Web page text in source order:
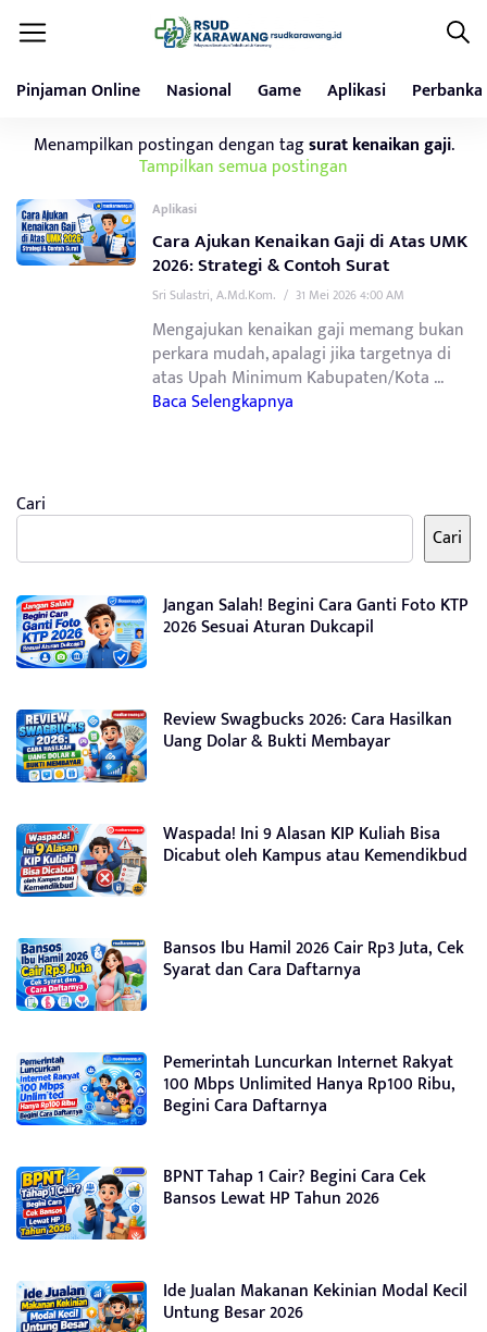
Pinjaman Online Nasional Game Aplikasi
Menampilkan postingan dengan tagsurat kenaikan gaji.
Tampilkan semua postingan
Aplikasi
Cara Ajukan Kenaikan Gaji di Atas UMK
2026: Strategi & Contoh Surat
Sri Sulastri, A.Md.Kom. / 31 Mei 2026 4:00 AM
Mengajukan kenaikan gaji memang bukan
perkara mudah, apalagi jika targetnya di
atas Upah Minimum Kabupaten/Kota ...
Baca Selengkapnya
Cari
Cari
Jangan Salah! Begini Cara Ganti Foto KTP
2026 Sesuai Aturan Dukcapil
Review Swagbucks 2026: Cara Hasilkan
Uang Dolar & Bukti Membayar
Waspada! Ini 9 Alasan KIP Kuliah Bisa
Dicabut oleh Kampus atau Kemendikbud
Bansos Ibu Hamil 2026 Cair Rp3 Juta, Cek
Syarat dan Cara Daftarnya
Pemerintah Luncurkan Internet Rakyat
100 Mbps Unlimited Hanya Rp100 Ribu,
Begini Cara Daftarnya
BPNT Tahap 1 Cair? Begini Cara Cek
Bansos Lewat HP Tahun 2026
Ide Jualan Makanan Kekinian Modal Kecil
Untung Besar 2026